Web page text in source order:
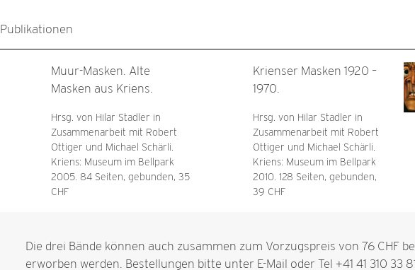
Publikationen
Muur-Masken. Alte
Masken aus Kriens.
Hrsg. von Hilar Stadler in
Zusammenarbeit mit Robert
Ottiger und Michael Schärli.
Kriens: Museum im Bellpark
2005. 84 Seiten, gebunden, 35
CHF
Krienser Masken 1920 –
1970.
Hrsg. von Hilar Stadler in
Zusammenarbeit mit Robert
Ottiger und Michael Schärli.
Kriens: Museum im Bellpark
2010. 128 Seiten, gebunden,
39 CHF
Die drei Bände können auch zusammen zum Vorzugspreis von 76 CHF
erworben werden. Bestellungen bitte unter E-Mail oder Tel +41 41 310 33